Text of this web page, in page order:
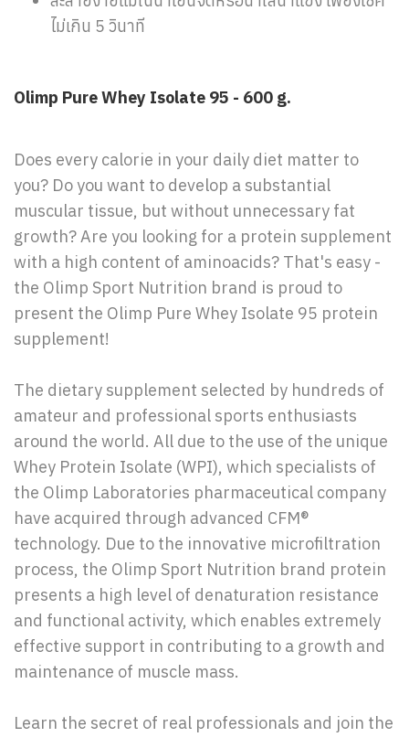
ไม่เกิน 5 วินาที
Olimp Pure Whey Isolate 95 - 600 g.
Does every calorie in your daily diet matter to
you? Do you want to develop a substantial
muscular tissue, but without unnecessary fat
growth? Are you looking for a protein supplement
with a high content of aminoacids? That's easy -
the Olimp Sport Nutrition brand is proud to
present the Olimp Pure Whey Isolate 95 protein
supplement!
The dietary supplement selected by hundreds of
amateur and professional sports enthusiasts
around the world. All due to the use of the unique
Whey Protein Isolate (WPI), which specialists of
the Olimp Laboratories pharmaceutical company
have acquired through advanced CFM®
technology. Due to the innovative microfiltration
process, the Olimp Sport Nutrition brand protein
presents a high level of denaturation resistance
and functional activity, which enables extremely
effective support in contributing to a growth and
maintenance of muscle mass.
Learn the secret of real professionals and join the